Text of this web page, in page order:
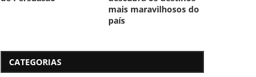
mais maravilhosos do
país
CATEGORIAS